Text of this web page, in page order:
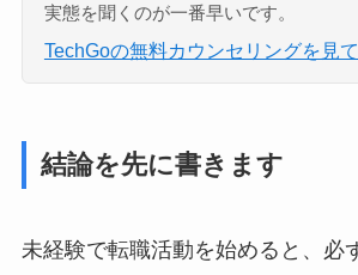
実態を聞くのが一番早いです。
TechGoの無料カウンセリングを見
結論を先に書きます
未経験で転職活動を始めると、必